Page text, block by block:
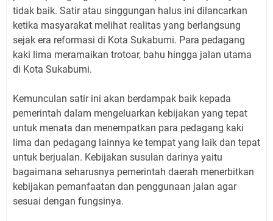
tidak baik. Satir atau singgungan halus ini dilancarkan
ketika masyarakat melihat realitas yang berlangsung
sejak era reformasi di Kota Sukabumi. Para pedagang
kaki lima meramaikan trotoar, bahu hingga jalan utama
di Kota Sukabumi.
Kemunculan satir ini akan berdampak baik kepada
pemerintah dalam mengeluarkan kebijakan yang tepat
untuk menata dan menempatkan para pedagang kaki
lima dan pedagang lainnya ke tempat yang laik dan tepat
untuk berjualan. Kebijakan susulan darinya yaitu
bagaimana seharusnya pemerintah daerah menerbitkan
kebijakan pemanfaatan dan penggunaan jalan agar
sesuai dengan fungsinya.